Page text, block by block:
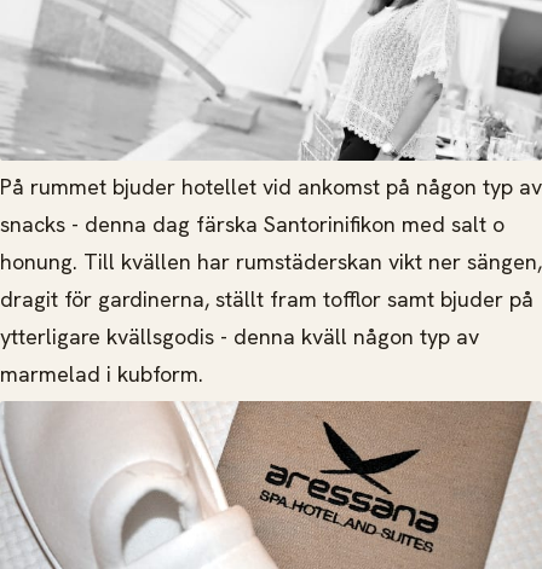
På rummet bjuder hotellet vid ankomst på någon typ av
snacks - denna dag färska Santorinifikon med salt o
honung. Till kvällen har rumstäderskan vikt ner sängen,
dragit för gardinerna, ställt fram tofflor samt bjuder på
ytterligare kvällsgodis - denna kväll någon typ av
marmelad i kubform.